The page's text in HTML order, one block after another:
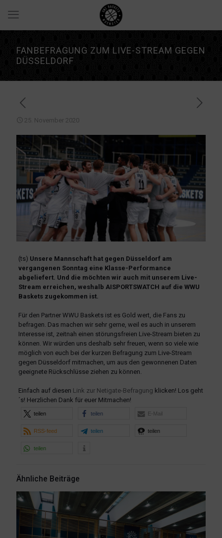
FANBEFRAGUNG ZUM LIVE-STREAM GEGEN
DÜSSELDORF
25. November 2020
(ts) Unsere Mannschaft hat gegen Düsseldorf am
vergangenen Sonntag eine Klasse-Performance
abgeliefert. Und die möchten wir auch mit unserem Live-
Stream erreichen, weshalb AISPORTSWATCH auf die WWU
Baskets zugekommen ist.
Für den Partner WWU Baskets ist es Gold wert, die Fans zu
befragen. Das machen wir sehr gerne, weil es auch in unserem
Interesse ist, zeitnah einen störungsfreien Live-Stream bieten zu
können. Wir würden uns deshalb sehr freuen, wenn so viele wie
möglich von euch bei der kurzen Befragung zum Live-Stream
gegen Düsseldorf mitmachen, um aus den gewonnenen Daten
geeignete Rückschlüsse ziehen zu können.
Einfach auf diesen Link zur Netigate-Befragung klicken! Los geht
´s! Herzlichen Dank für euer Mitmachen!
teilen teilen E-Mail
RSS-feed teilen teilen
teilen
Ähnliche Beiträge